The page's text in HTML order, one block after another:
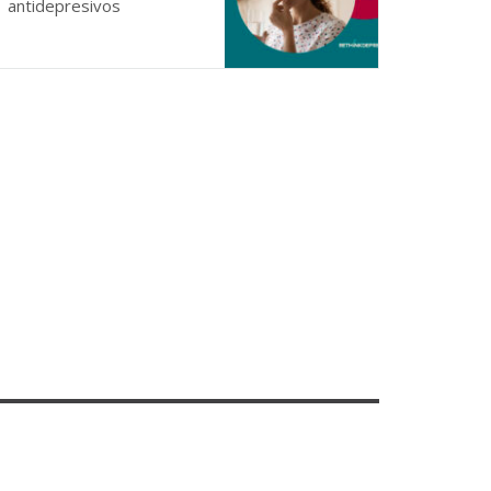
antidepresivos